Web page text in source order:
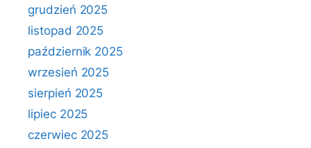
grudzień 2025
listopad 2025
październik 2025
wrzesień 2025
sierpień 2025
lipiec 2025
czerwiec 2025